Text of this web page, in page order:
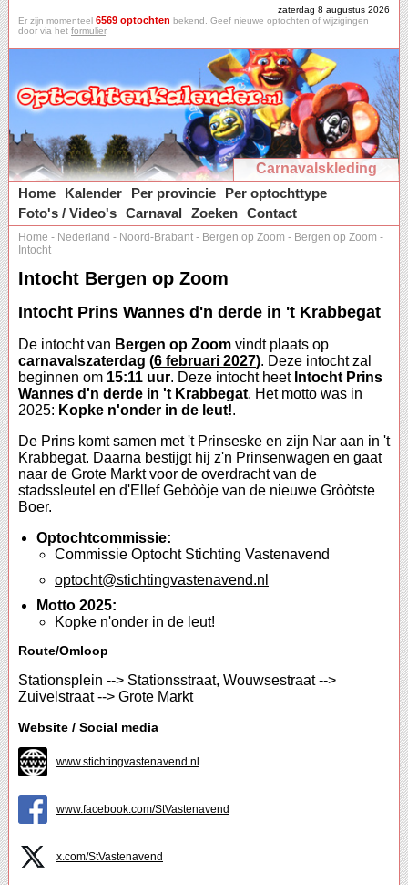
zaterdag 8 augustus 2026
Er zijn momenteel 6569 optochten bekend. Geef nieuwe optochten of wijzigingen
door via het formulier.
Carnavalskleding
Home
Kalender Per provincie
Per optochttype
Foto's / Video's Carnaval Zoeken Contact
Home - Nederland - Noord-Brabant - Bergen op Zoom - Bergen op Zoom -
Intocht
Intocht Bergen op Zoom
Intocht Prins Wannes d'n derde in 't Krabbegat
De intocht van Bergen op Zoom vindt plaats op
carnavalszaterdag (6 februari 2027). Deze intocht zal
beginnen om 15:11 uur. Deze intocht heet Intocht Prins
Wannes d'n derde in 't Krabbegat. Het motto was in
2025: Kopke n'onder in de leut!.
De Prins komt samen met 't Prinseske en zijn Nar aan in 't
Krabbegat. Daarna bestijgt hij z'n Prinsenwagen en gaat
naar de Grote Markt voor de overdracht van de
stadssleutel en d'Ellef Gebòòje van de nieuwe Gròòtste
Boer.
Optochtcommissie:
Commissie Optocht Stichting Vastenavend
optocht@stichtingvastenavend.nl
Motto 2025:
Kopke n'onder in de leut!
Route/Omloop
Stationsplein --> Stationsstraat, Wouwsestraat -->
Zuivelstraat --> Grote Markt
Website / Social media
www.stichtingvastenavend.nl
www.facebook.com/StVastenavend
x.com/StVastenavend